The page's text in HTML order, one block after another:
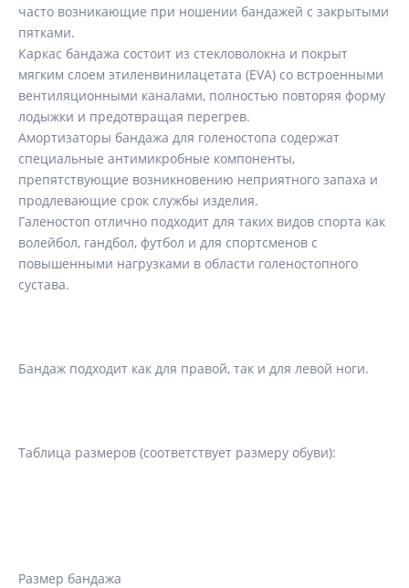
часто возникающие при ношении бандажей с закрытыми
пятками.
Каркас бандажа состоит из стекловолокна и покрыт
мягким слоем этиленвинилацетата (EVA) со встроенными
вентиляционными каналами, полностью повторяя форму
лодыжки и предотвращая перегрев.
Амортизаторы бандажа для голеностопа содержат
специальные антимикробные компоненты,
препятствующие возникновению неприятного запаха и
продлевающие срок службы изделия.
Галеностоп отлично подходит для таких видов спорта как
волейбол, гандбол, футбол и для спортсменов с
повышенными нагрузками в области голеностопного
сустава.
Бандаж подходит как для правой, так и для левой ноги.
Таблица размеров (соответствует размеру обуви):
Размер бандажа